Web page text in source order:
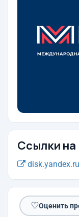
Ссылки
♡Оценить